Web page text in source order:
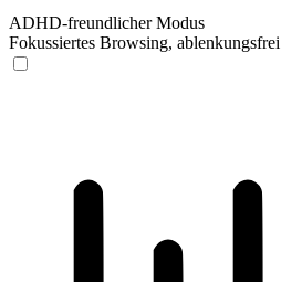
ADHD-freundlicher Modus
Fokussiertes Browsing, ablenkungsfrei